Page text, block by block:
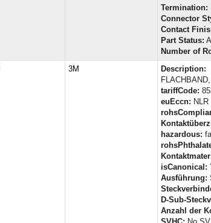
Termination:
Connector
Contact
Part Status:
Number of
3M Description:
tariffCode:
euEccn: NLR
hazardous:
isCanonical:
Ausführung:
D-Sub-
Anzahl der